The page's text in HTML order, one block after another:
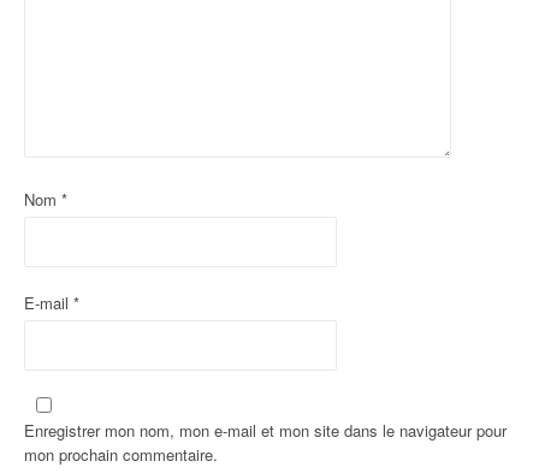
Nom *
E-mail *
Enregistrer mon nom, mon e-mail et mon site dans le navigateur pour
mon prochain commentaire.